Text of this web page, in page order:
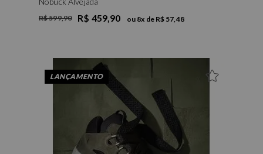
R$ 599,90 R$ 459,90 ou 8x de R$ 57,48
LANÇAMENTO